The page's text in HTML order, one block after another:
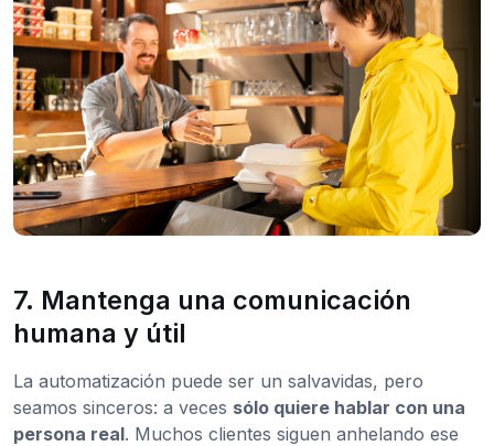
7. Mantenga una comunicación
humana y útil
La automatización puede ser un salvavidas, pero
seamos sinceros: a veces sólo quiere hablar con una
persona real. Muchos clientes siguen anhelando ese